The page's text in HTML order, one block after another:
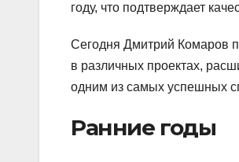
году, что подтверждает
Сегодня Дмитрий Комаров
в различных проектах,
одним из самых успешных
Ранние годы